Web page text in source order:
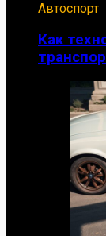
Автоспорт
Как